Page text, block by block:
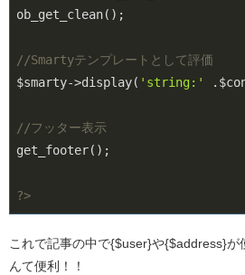
ob_get_clean();
//Smartyテンプレートとして評価
$smarty->display( 'string:'
//フッター表示
get_footer();
?>
これで記事の中で{$user}や{$address}が
んて便利！！